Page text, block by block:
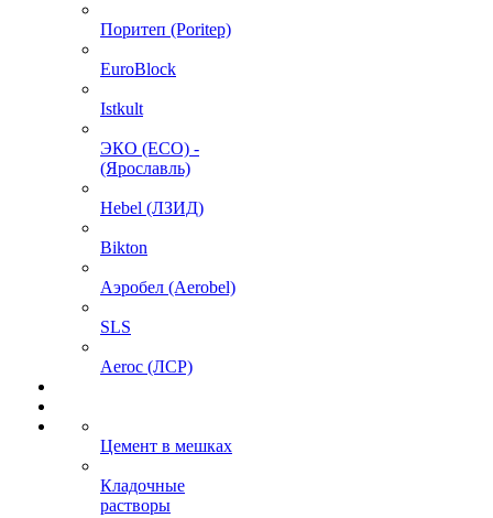
Поритеп (Poritep)
EuroBlock
Istkult
ЭКО (ECO) -
(Ярославль)
Hebel (ЛЗИД)
Bikton
Аэробел (Aerobel)
SLS
Aeroc (ЛСР)
Цемент в мешках
Кладочные
растворы